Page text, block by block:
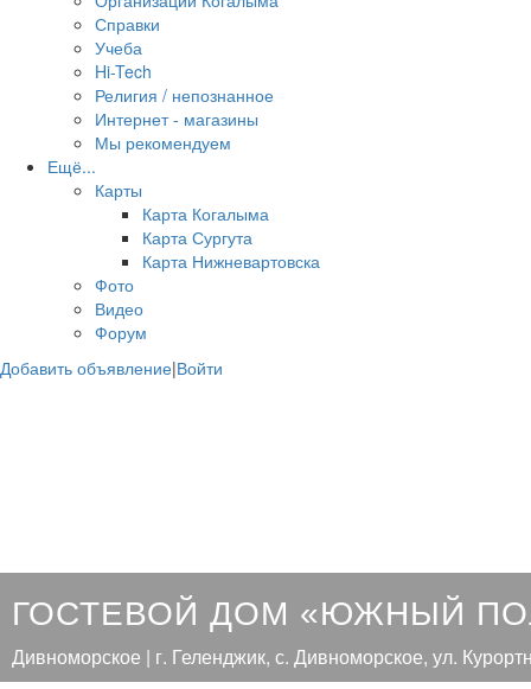
Справки
Учеба
Hi-Tech
Религия / непознанное
Интернет - магазины
Мы рекомендуем
Ещё...
Карты
Карта Когалыма
Карта Сургута
Карта Нижневартовска
Фото
Видео
Форум
Добавить объявление|Войти
ГОСТЕВОЙ ДОМ «ЮЖНЫЙ
Дивноморское | г. Геленджик, с. Дивноморское, ул.